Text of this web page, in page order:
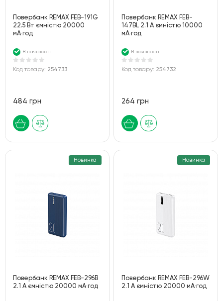
Повербанк REMAX FEB-191G
22.5 Вт ємністю 20000
мА·год
В наявності
Код товару: 254733
484 грн
Повербанк REMAX FEB-
147BL 2.1 А ємністю 10000
мА·год
В наявності
Код товару: 254732
264 грн
Новинка
Повербанк REMAX FEB-296B
2.1 А ємністю 20000 мА·год
Новинка
Повербанк REMAX FEB-296W
2.1 А ємністю 20000 мА·год